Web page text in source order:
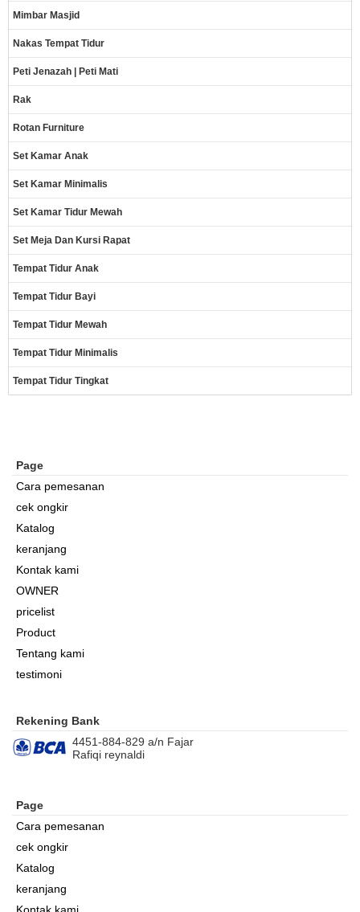
Mimbar Masjid
Nakas Tempat Tidur
Peti Jenazah | Peti Mati
Rak
Rotan Furniture
Set Kamar Anak
Set Kamar Minimalis
Set Kamar Tidur Mewah
Set Meja Dan Kursi Rapat
Tempat Tidur Anak
Tempat Tidur Bayi
Tempat Tidur Mewah
Tempat Tidur Minimalis
Tempat Tidur Tingkat
Page
Cara pemesanan
cek ongkir
Katalog
keranjang
Kontak kami
OWNER
pricelist
Product
Tentang kami
testimoni
Rekening Bank
4451-884-829 a/n Fajar
Rafiqi reynaldi
Page
Cara pemesanan
cek ongkir
Katalog
keranjang